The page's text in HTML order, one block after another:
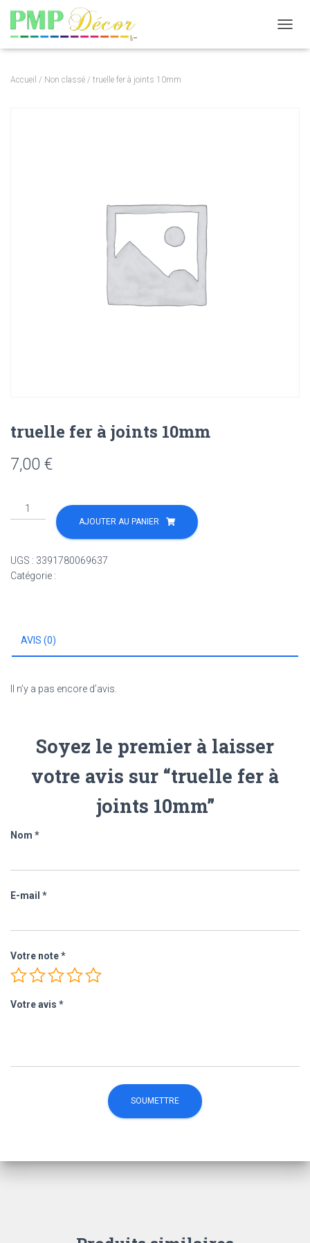
Accueil / Non classé / truelle fer à joints 10mm
truelle fer à joints 10mm
7,00 €
quantité
de
à
joints
AJOUTER AU PANIER
UGS : 3391780069637
Catégorie :
AVIS (0)
Il n’y a pas encore d’avis.
Soyez le premier à laisser
votre avis sur “truelle fer à
joints 10mm”
Nom *
E-mail *
Votre note*
Votre avis *